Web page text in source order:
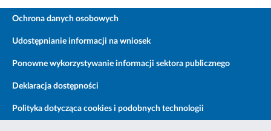
Ochrona danych osobowych
Udostępnianie informacji na wniosek
Ponowne wykorzystywanie informacji sektora publicznego
Deklaracja dostępności
Polityka dotycząca cookies i podobnych technologii